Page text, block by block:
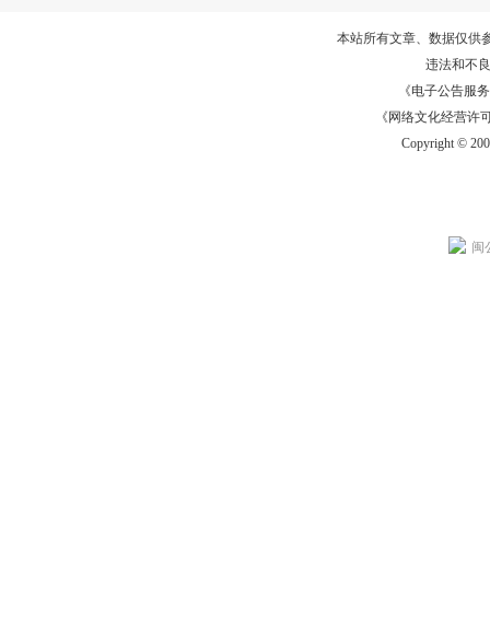
本站所有文章、数据仅供
违法和不
《电子公告服务
《网络文化经营许
Copyright ©
闽